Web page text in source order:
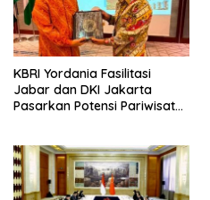
KBRI Yordania Fasilitasi
Jabar dan DKI Jakarta
Pasarkan Potensi Pariwisata